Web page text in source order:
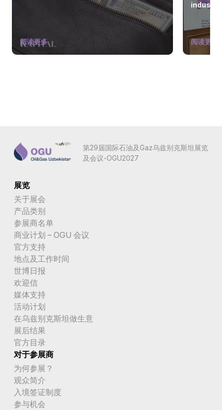
阅读更多
industry
阅读更多
第29届国际石油及Gaz乌兹别克斯坦展览
及会议-OGU2027
展览
关于展会
产品类别
参展商名单
商业计划 – OGU 会议
官方支持
地点及工作时间
世博日报
欢迎信
媒体支持
活动计划
在乌兹别克斯坦做生意
展后结果
官方目录
对于参展商
为何参展？
观众简介
入境签证制度
参与机会